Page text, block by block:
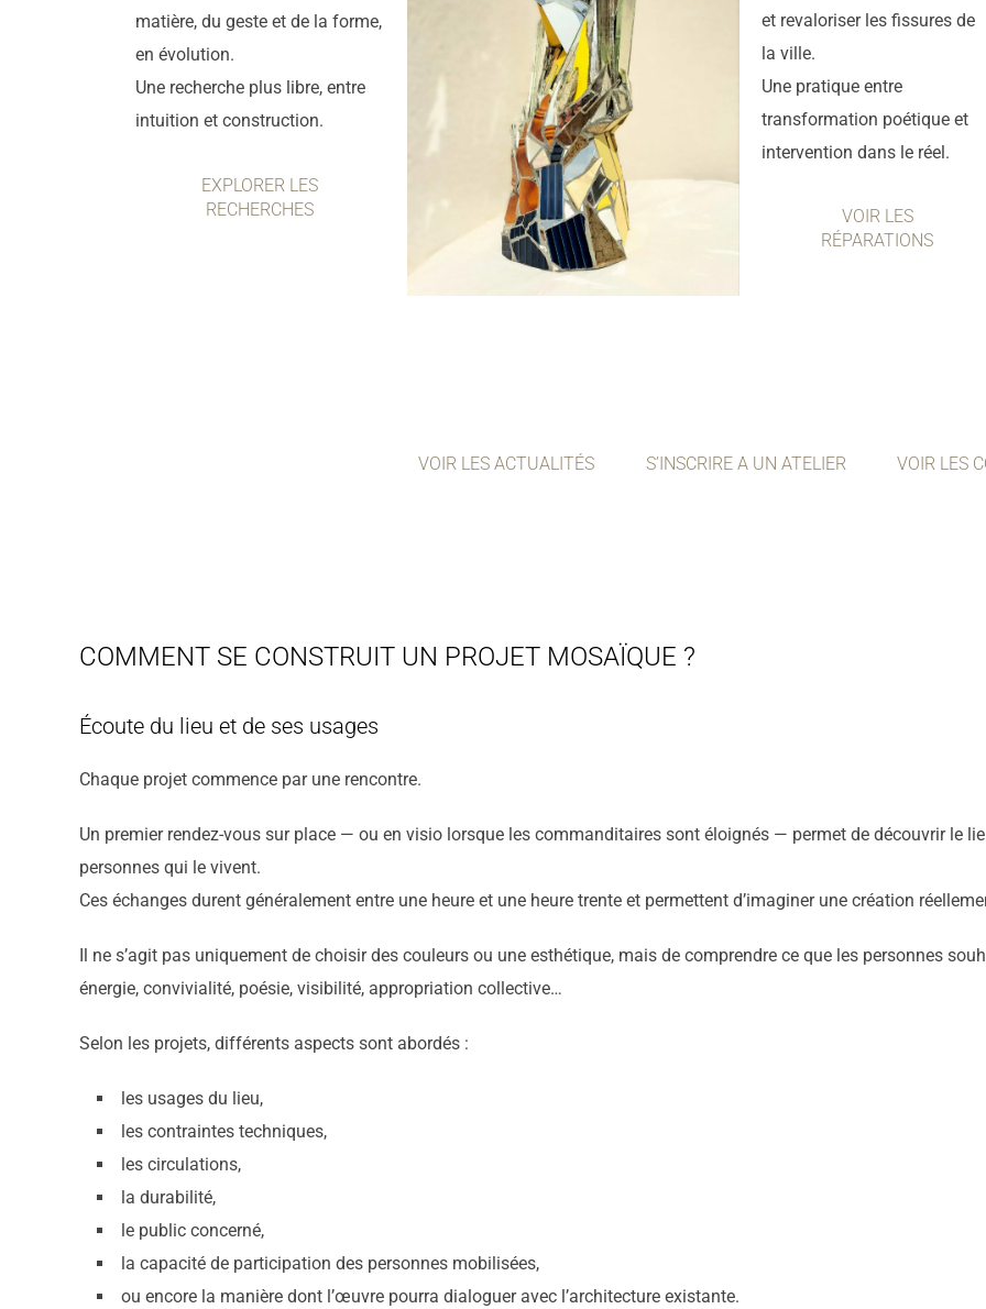
matière, du geste et de la forme,
en évolution.
Une recherche plus libre, entre
intuition et construction.
EXPLORER LES
RECHERCHES
et revaloriser les fissures de
la ville.
Une pratique entre
transformation poétique et
intervention dans le réel.
VOIR LES
RÉPARATIONS
VOIR LES ACTUALITÉS S’INSCRIRE A UN ATELIER VOIR LES
COMMENT SE CONSTRUIT UN PROJET MOSAÏQUE ?
Écoute du lieu et de ses usages
Chaque projet commence par une rencontre.
Un premier rendez-vous sur place — ou en visio lorsque les commanditaires sont éloignés — permet de découvrir le
personnes qui le vivent.
Ces échanges durent généralement entre une heure et une heure trente et permettent d’imaginer une création
Il ne s’agit pas uniquement de choisir des couleurs ou une esthétique, mais de comprendre ce que les personnes
énergie, convivialité, poésie, visibilité, appropriation collective…
Selon les projets, différents aspects sont abordés :
les usages du lieu,
les contraintes techniques,
les circulations,
la durabilité,
le public concerné,
la capacité de participation des personnes mobilisées,
ou encore la manière dont l’œuvre pourra dialoguer avec l’architecture existante.